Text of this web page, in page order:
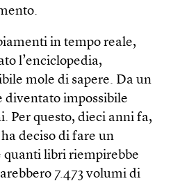
in tempo reale,
l’enciclopedia,
mole di sapere. Da un
diventato impossibile
Per questo, dieci anni fa,
deciso di fare un
quanti libri riempirebbe
7.473 volumi di